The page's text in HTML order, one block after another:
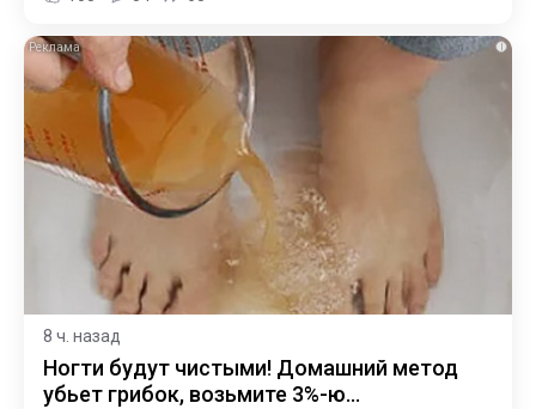
i
8 ч. назад
Ногти будут чистыми! Домашний метод
убьет грибок, возьмите 3%-ю…